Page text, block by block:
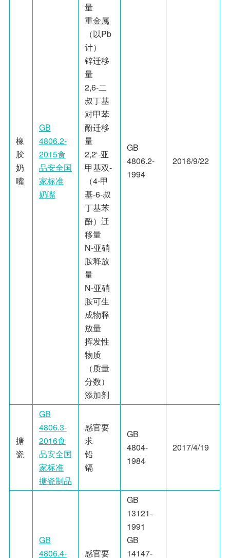
橡
胶
奶
嘴
GB
4806.2-
2015食
品安全国
家标准
奶嘴
量
重金属
（以Pb
计）
锌迁移
量
2,6-二
叔丁基
对甲苯
酚迁移
量
2,2‘-亚
甲基双-
（4-甲
基-6-叔
丁基苯
酚）迁
移量
N-亚硝
胺释放
量
N-亚硝
胺可生
成物释
放量
挥发性
物质
（质量
分数）
添加剂
GB
4806.2-
1994
2016/9/22
搪
瓷
GB
4806.3-
2016食
品安全国
家标准
搪瓷制品
感官要
求
铅
镉
GB
4804-
1984
2017/4/19
GB
4806.4-
感官要
GB
13121-
1991
GB
14147-